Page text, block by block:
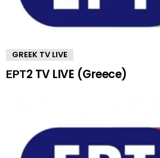
GREEK TV LIVE
ΕΡΤ2 TV LIVE (Greece)